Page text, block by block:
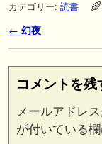
カテゴリー: 読書
投稿ナビゲーショ
← 幻夜
コメントを残
メールアドレ
が付いている